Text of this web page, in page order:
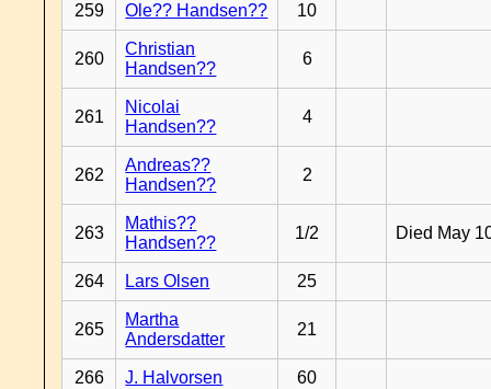
259 Ole?? Handsen?? 10
260
Christian
Handsen??
6
261
Nicolai
Handsen??
4
262
Andreas??
Handsen??
2
263
Mathis??
Handsen??
1/2 Died May
264 Lars Olsen 25
265
Martha
Andersdatter
21
266 J. Halvorsen 60